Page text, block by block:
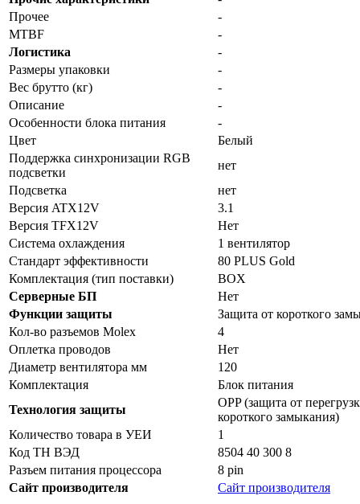
Прочее
-
MTBF
-
Логистика
-
Размеры упаковки
-
Вес брутто (кг)
-
Описание
-
Особенности блока питания
-
Цвет
Белый
Поддержка синхронизации RGB
подсветки
нет
Подсветка
нет
Версия ATX12V
3.1
Версия TFX12V
Нет
Система охлаждения
1 вентилятор
Стандарт эффективности
80 PLUS Gold
Комплектация (тип поставки)
BOX
Серверные БП
Нет
Функции защиты
Защита от короткого
Кол-во разъемов Molex
4
Оплетка проводов
Нет
Диаметр вентилятора мм
120
Комплектация
Блок питания
Технология защиты
OPP (защита от
короткого замыкания)
Количество товара в УЕИ
1
Код ТН ВЭД
8504 40 300 8
Разъем питания процессора
8 pin
Сайт производителя
Сайт производителя